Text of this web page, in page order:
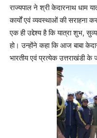
राज्यपाल ने श्री केदारनाथ धाम
कार्यों एवं व्यवस्थाओं की सराहना
एक ही उद्देश्य है कि यात्रा शुभ,
हो। उन्होंने कहा कि आज बाबा
भारतीय एवं प्रत्येक उत्तराखंडी के